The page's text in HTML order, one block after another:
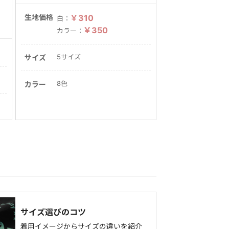
生地価格 白： ￥310
カラー： ￥350
サイズ 5サイズ
カラー 8色
サイズ選びのコツ
着用イメージからサイズの違いを紹介